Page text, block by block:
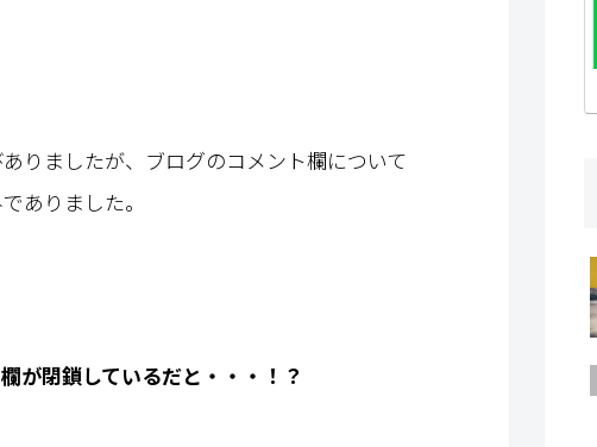
りましたが、ブログのコメント欄について
ありました。
が閉鎖しているだと・・・！？